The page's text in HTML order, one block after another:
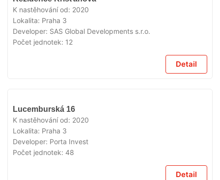
K nastěhování od: 2020
Lokalita: Praha 3
Developer: SAS Global Developments s.r.o.
Počet jednotek: 12
Detail
Lucemburská 16
K nastěhování od: 2020
Lokalita: Praha 3
Developer: Porta Invest
Počet jednotek: 48
Detail